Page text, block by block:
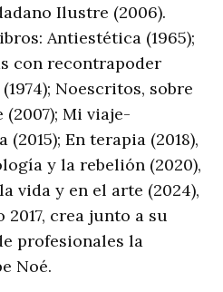
Ilustre (2006).
Antiestética (1965);
con recontrapoder
Noescritos, sobre
(2007); Mi viaje-
En terapia (2018),
y la rebelión (2020),
vida y en el arte (2024),
crea junto a su
profesionales la
Noé.